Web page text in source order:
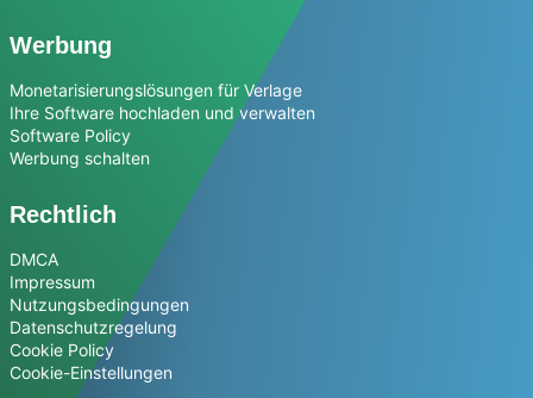
Werbung
Monetarisierungslösungen für Verlage
Ihre Software hochladen und verwalten
Software Policy
Werbung schalten
Rechtlich
DMCA
Impressum
Nutzungsbedingungen
Datenschutzregelung
Cookie Policy
Cookie-Einstellungen